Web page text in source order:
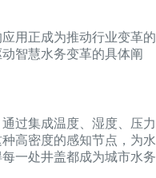
用正成为推动行业变革的
智慧水务变革的具体阐
过集成温度、湿度、压力
高密度的感知节点，为水
一处井盖都成为城市水务